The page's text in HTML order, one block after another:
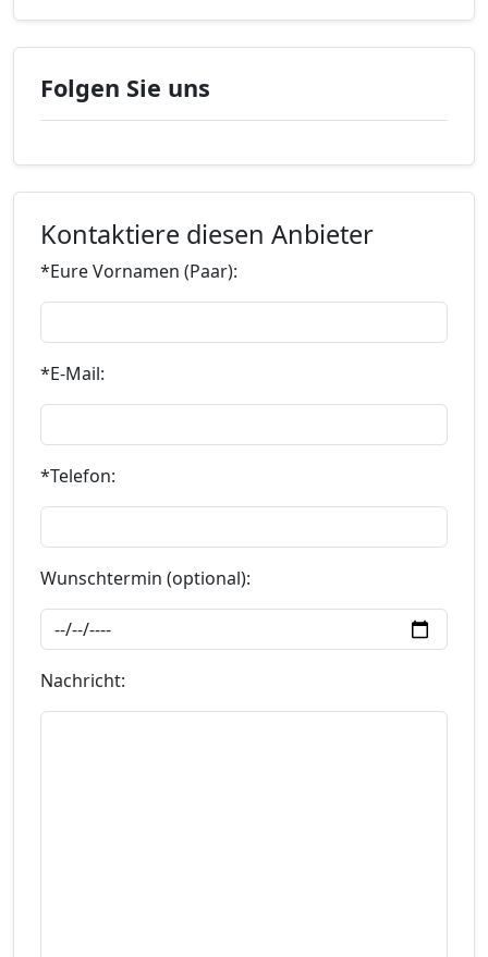
Folgen Sie uns
Kontaktiere diesen Anbieter
*Eure Vornamen (Paar):
*E-Mail:
*Telefon:
Wunschtermin (optional):
Nachricht: